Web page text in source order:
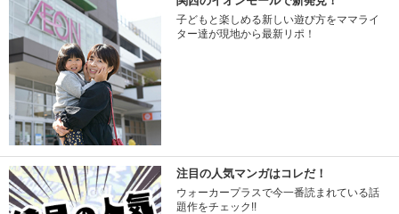
子どもと楽しめる新しい遊び方をママライ
ター達が現地から最新リポ！
注目の人気マンガはコレだ！
ウォーカープラスで今一番読まれている話
題作をチェック!!